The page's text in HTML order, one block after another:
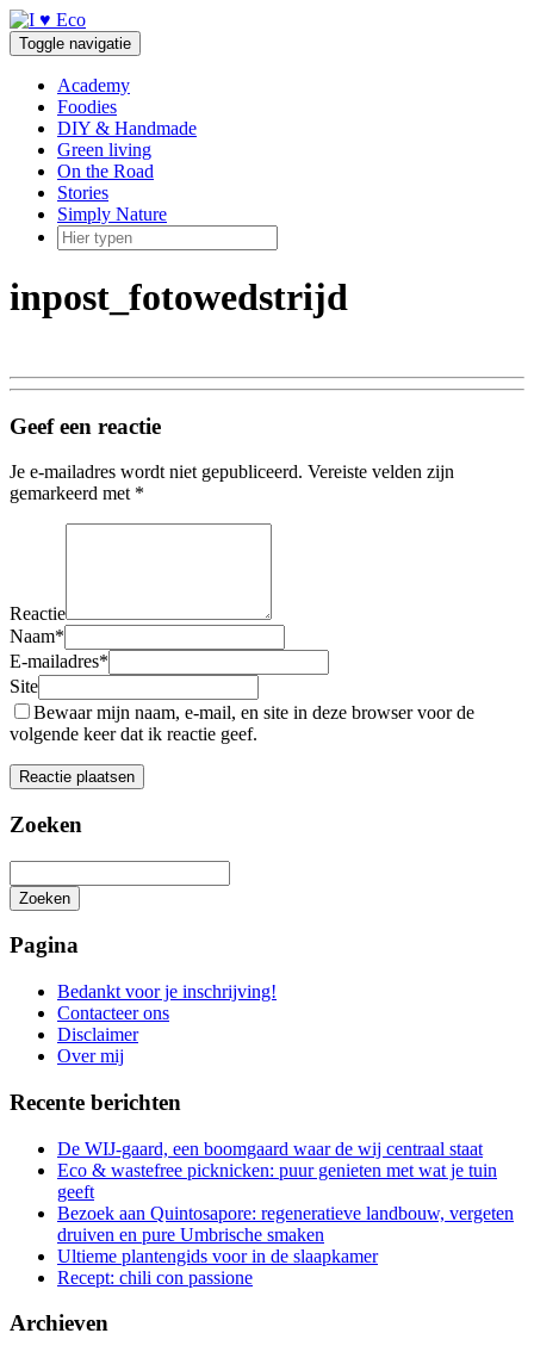
Doorgaan
naar
inhoud
Toggle navigatie
Academy
Foodies
DIY & Handmade
Green living
On the Road
Stories
Simply Nature
inpost_fotowedstrijd
Geef een reactie
Je e-mailadres wordt niet gepubliceerd. Vereiste velden zijn
gemarkeerd met *
Reactie
Naam*
E-mailadres*
Site
Bewaar mijn naam, e-mail, en site in deze browser voor de
volgende keer dat ik reactie geef.
Zoeken
Zoeken
zoeken
Pagina
Bedankt voor je inschrijving!
Contacteer ons
Disclaimer
Over mij
Recente berichten
De WIJ-gaard, een boomgaard waar de wij centraal staat
Eco & wastefree picknicken: puur genieten met wat je tuin
geeft
Bezoek aan Quintosapore: regeneratieve landbouw, vergeten
druiven en pure Umbrische smaken
Ultieme plantengids voor in de slaapkamer
Recept: chili con passione
Archieven